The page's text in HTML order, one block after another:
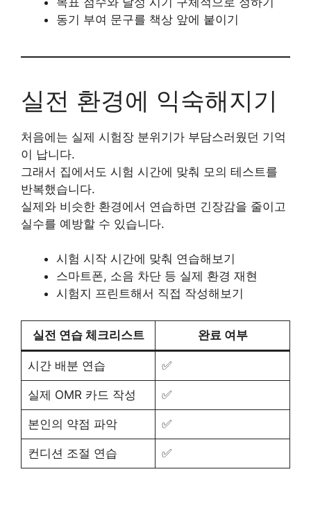
동기 부여 문구를 책상 앞에 붙이기
실전 환경에 익숙해지기
처음에는 실제 시험장 분위기가 부담스러웠던 기억
이 납니다.
그래서 집에서도 시험 시간에 맞춰 모의 테스트를
반복했습니다.
실제와 비슷한 환경에서 연습하면 긴장감을 줄이고
실수를 예방할 수 있습니다.
시험 시작 시간에 맞춰 연습해보기
스마트폰, 소음 차단 등 실제 환경 재현
시험지 프린트해서 직접 작성해보기
실전 연습 체크리스트 완료 여부
시간 배분 연습 ✅
실제 OMR 카드 작성 ✅
본인의 약점 파악 ✅
컨디션 조절 연습 ✅